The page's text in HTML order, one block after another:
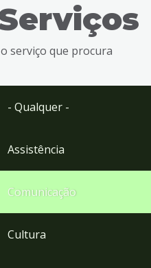
serviço que procura
- Qualquer -
Assistência
Comunicação
Cultura